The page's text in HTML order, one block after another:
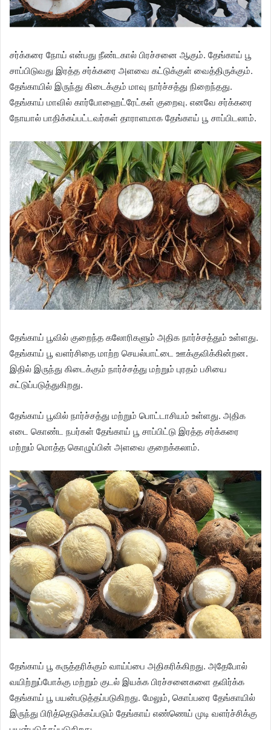
சர்க்கரை நோய் என்பது நீண்டகால் பிரச்சனை ஆகும். தேங்காய் பூ
சாப்பிடுவது இரத்த சர்க்கரை அளவை கட்டுக்குள் வைத்திருக்கும்.
தேங்காயில் இருந்து கிடைக்கும் மாவு நார்ச்சத்து நிறைந்தது.
தேங்காய் மாவில் கார்போஹைட்ரேட்கள் குறைவு. எனவே சர்க்கரை
நோயால் பாதிக்கப்பட்டவர்கள் தாராளமாக தேங்காய் பூ சாப்பிடலாம்.
தேங்காய் பூவில் குறைந்த கலோரிகளும் அதிக நார்ச்சத்தும் உள்ளது.
தேங்காய் பூ வளர்சிதை மாற்ற செயல்பாட்டை ஊக்குவிக்கின்றன.
இதில் இருந்து கிடைக்கும் நார்ச்சத்து மற்றும் புரதம் பசியை
கட்டுப்படுத்துகிறது.
தேங்காய் பூவில் நார்ச்சத்து மற்றும் பொட்டாசியம் உள்ளது. அதிக
எடை கொண்ட நபர்கள் தேங்காய் பூ சாப்பிட்டு இரத்த சர்க்கரை
மற்றும் மொத்த கொழுப்பின் அளவை குறைக்கலாம்.
தேங்காய் பூ கருத்தரிக்கும் வாய்ப்பை அதிகரிக்கிறது. அதேபோல்
வயிற்றுப்போக்கு மற்றும் குடல் இயக்க பிரச்சனைகளை தவிர்க்க
தேங்காய் பூ பயன்படுத்தப்படுகிறது. மேலும், கொப்பரை தேங்காயில்
இருந்து பிரித்தெடுக்கப்படும் தேங்காய் எண்ணெய் முடி வளர்ச்சிக்கு